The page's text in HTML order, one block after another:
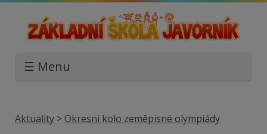
☰ Menu
Aktuality > Okresní kolo zeměpisné olympiády